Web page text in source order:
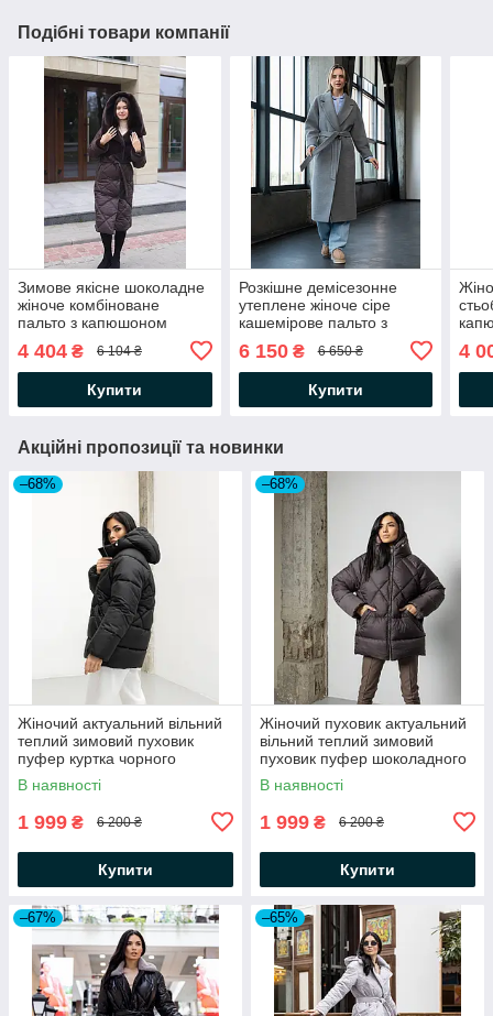
Подібні товари компанії
Зимове якісне шоколадне
жіноче комбіноване
пальто з капюшоном
4 404 ₴ 6 104 ₴
Купити
Розкішне демісезонне
утеплене жіноче сіре
кашемірове пальто з
6 150₴ 6 650 ₴
Купити
4
Акційні пропозиції та новинки
–68%
Жіночий актуальний вільний
теплий зимовий пуховик
пуфер куртка чорного
кольору на біо пуху
В наявності
1 999 ₴ 6 200 ₴
Купити
–68%
Жіночий пуховик актуальний
вільний теплий зимовий
пуховик пуфер шоколадного
кольору на біо пуху
В наявності
1 999 ₴ 6 200 ₴
Купити
–67% –65%